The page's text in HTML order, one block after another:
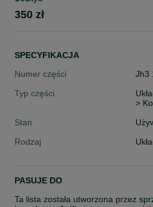
350 zł
SPECYFIKACJA
Numer części
Jh3
Typ części
>
Stan
Rodzaj
PASUJE DO
Ta lista została utworzona przez